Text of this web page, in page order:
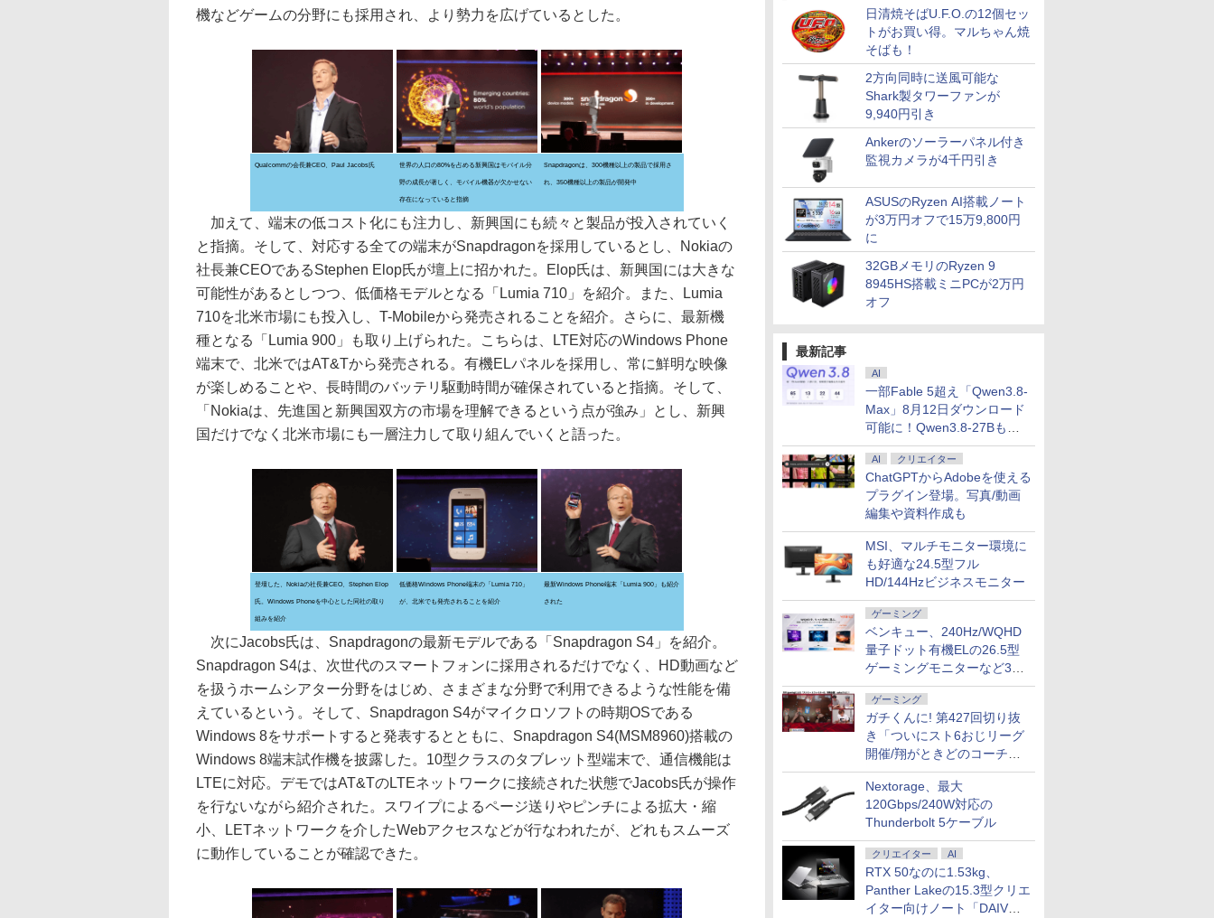
日清焼そばU.F.O.の12個セッ
トがお買い得。マルちゃん焼
そばも！
2方向同時に送風可能な
Shark製タワーファンが
9,940円引き
Ankerのソーラーパネル付き
監視カメラが4千円引き
ASUSのRyzen AI搭載ノート
が3万円オフで15万9,800円
に
32GBメモリのRyzen 9
8945HS搭載ミニPCが2万円
オフ
最新記事
AI
一部Fable 5超え「Qwen3.8-
Max」8月12日ダウンロード
可能に！Qwen3.8-27Bも順
次
AI クリエイター
ChatGPTからAdobeを使える
プラグイン登場。写真/動画
編集や資料作成も
MSI、マルチモニター環境に
も好適な24.5型フル
HD/144Hzビジネスモニター
ゲーミング
ベンキュー、240Hz/WQHD
量子ドット有機ELの26.5型
ゲーミングモニターなど3機
種
ゲーミング
ガチくんに! 第427回切り抜
き「ついにスト6おじリーグ
開催/翔がときどのコーチ就
任など」
Nextorage、最大
120Gbps/240W対応の
Thunderbolt 5ケーブル
クリエイター AI
RTX 50なのに1.53kg、
Panther Lakeの15.3型クリエ
イター向けノート「DAIV
機などゲームの分野にも採用され、より勢力を広げているとした。
Qualcommの会長兼CEO、Paul Jacobs氏 世界の人口の80%を占める新興国はモバイル分
野の成長が著しく、モバイル機器が欠かせない
存在になっていると指摘
Snapdragonは、300機種以上の製品で採用さ
れ、350機種以上の製品が開発中
加えて、端末の低コスト化にも注力し、新興国にも続々と製品が投入されていく
と指摘。そして、対応する全ての端末がSnapdragonを採用しているとし、Nokiaの
社長兼CEOであるStephen Elop氏が壇上に招かれた。Elop氏は、新興国には大きな
可能性があるとしつつ、低価格モデルとなる「Lumia 710」を紹介。また、Lumia
710を北米市場にも投入し、T-Mobileから発売されることを紹介。さらに、最新機
種となる「Lumia 900」も取り上げられた。こちらは、LTE対応のWindows Phone
端末で、北米ではAT&Tから発売される。有機ELパネルを採用し、常に鮮明な映像
が楽しめることや、長時間のバッテリ駆動時間が確保されていると指摘。そして、
「Nokiaは、先進国と新興国双方の市場を理解できるという点が強み」とし、新興
国だけでなく北米市場にも一層注力して取り組んでいくと語った。
登壇した、Nokiaの社長兼CEO、Stephen Elop
氏。Windows Phoneを中心とした同社の取り
組みを紹介
低価格Windows Phone端末の「Lumia 710」
が、北米でも発売されることを紹介
最新Windows Phone端末「Lumia 900」も紹介
された
次にJacobs氏は、Snapdragonの最新モデルである「Snapdragon S4」を紹介。
Snapdragon S4は、次世代のスマートフォンに採用されるだけでなく、HD動画など
を扱うホームシアター分野をはじめ、さまざまな分野で利用できるような性能を備
えているという。そして、Snapdragon S4がマイクロソフトの時期OSである
Windows 8をサポートすると発表するとともに、Snapdragon S4(MSM8960)搭載の
Windows 8端末試作機を披露した。10型クラスのタブレット型端末で、通信機能は
LTEに対応。デモではAT&TのLTEネットワークに接続された状態でJacobs氏が操作
を行ないながら紹介された。スワイプによるページ送りやピンチによる拡大・縮
小、LETネットワークを介したWebアクセスなどが行なわれたが、どれもスムーズ
に動作していることが確認できた。